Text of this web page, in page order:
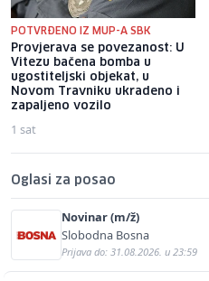
POTVRĐENO IZ MUP-A SBK
Provjerava se povezanost: U
Vitezu bačena bomba u
ugostiteljski objekat, u
Novom Travniku ukradeno i
zapaljeno vozilo
1 sat
Oglasi za posao
Novinar (m/ž)
Slobodna Bosna
Prijava do: 31.08.2026. u 23:59